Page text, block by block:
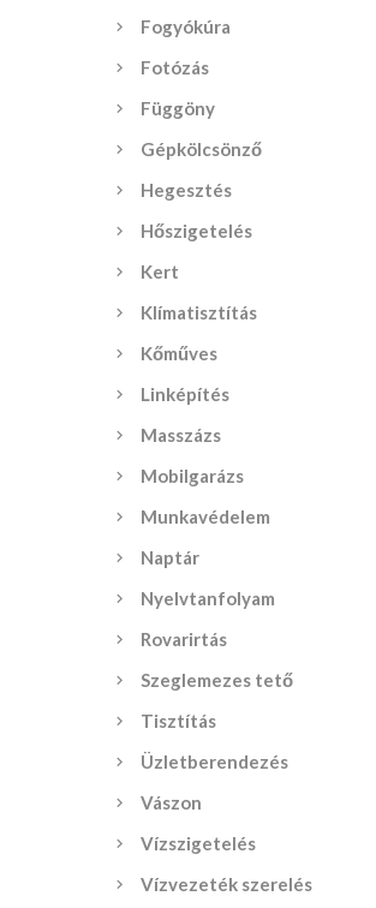
Fogyókúra
Fotózás
Függöny
Gépkölcsönző
Hegesztés
Hőszigetelés
Kert
Klímatisztítás
Kőműves
Linképítés
Masszázs
Mobilgarázs
Munkavédelem
Naptár
Nyelvtanfolyam
Rovarirtás
Szeglemezes tető
Tisztítás
Üzletberendezés
Vászon
Vízszigetelés
Vízvezeték szerelés